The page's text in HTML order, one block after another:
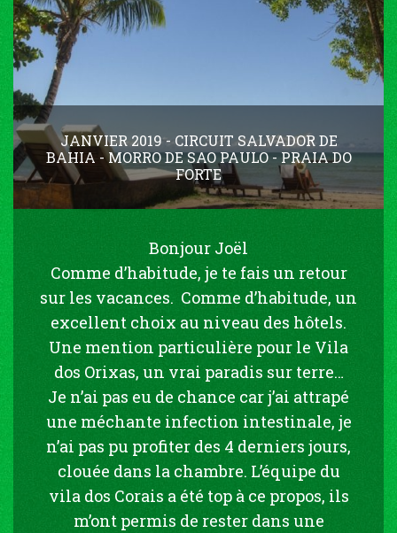
JANVIER 2019 - CIRCUIT SALVADOR DE
BAHIA - MORRO DE SAO PAULO - PRAIA DO
FORTE
Bonjour Joël
Comme d’habitude, je te fais un retour
sur les vacances. Comme d’habitude, un
excellent choix au niveau des hôtels.
Une mention particulière pour le Vila
dos Orixas, un vrai paradis sur terre…
Je n’ai pas eu de chance car j’ai attrapé
une méchante infection intestinale, je
n’ai pas pu profiter des 4 derniers jours,
clouée dans la chambre. L’équipe du
vila dos Corais a été top à ce propos, ils
m’ont permis de rester dans une